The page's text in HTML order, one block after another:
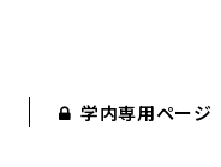
学内専用ページ